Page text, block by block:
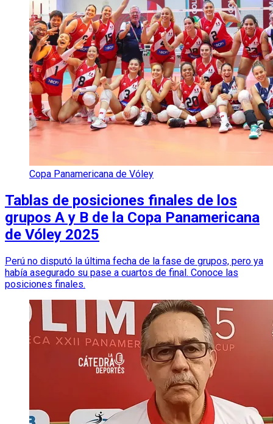
Copa Panamericana de Vóley
Tablas de posiciones finales de los
grupos A y B de la Copa Panamericana
de Vóley 2025
Perú no disputó la última fecha de la fase de grupos, pero ya
había asegurado su pase a cuartos de final. Conoce las
posiciones finales.